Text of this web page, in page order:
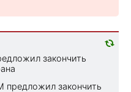
закончить
предложил закончить